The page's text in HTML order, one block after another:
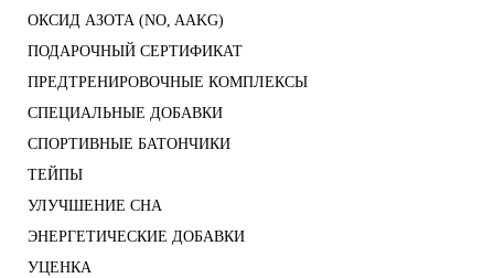
ОКСИД АЗОТА (NO, AAKG)
ПОДАРОЧНЫЙ СЕРТИФИКАТ
ПРЕДТРЕНИРОВОЧНЫЕ КОМПЛЕКСЫ
СПЕЦИАЛЬНЫЕ ДОБАВКИ
СПОРТИВНЫЕ БАТОНЧИКИ
ТЕЙПЫ
УЛУЧШЕНИЕ СНА
ЭНЕРГЕТИЧЕСКИЕ ДОБАВКИ
УЦЕНКА